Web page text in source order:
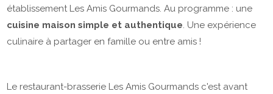
établissement Les Amis Gourmands. Au programme : une
cuisine maison simple et authentique. Une expérience
culinaire à partager en famille ou entre amis !
Le restaurant-brasserie Les Amis Gourmands c'est avant